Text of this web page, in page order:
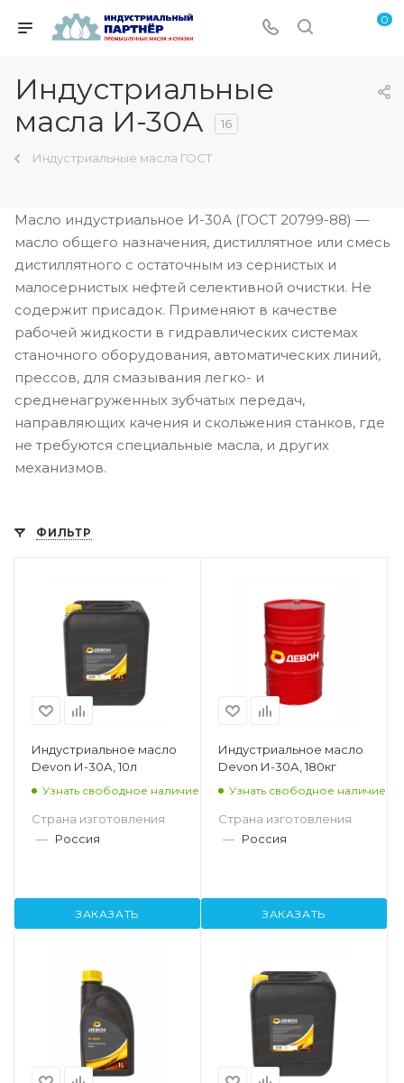
0
Индустриальные
масла И-30А
16
Индустриальные масла ГОСТ
Масло индустриальное И-30А (ГОСТ 20799-88) —
масло общего назначения, дистиллятное или смесь
дистиллятного с остаточным из сернистых и
малосернистых нефтей селективной очистки. Не
содержит присадок. Применяют в качестве
рабочей жидкости в гидравлических системах
станочного оборудования, автоматических линий,
прессов, для смазывания легко- и
средненагруженных зубчатых передач,
направляющих качения и скольжения станков, где
не требуются специальные масла, и других
механизмов.
ФИЛЬТР
Индустриальное масло
Devon И-30А, 10л
Узнать свободное наличие
Страна изготовления
— Россия
ЗАКАЗАТЬ
Индустриальное масло
Devon И-30А, 180кг
Узнать свободное наличие
Страна изготовления
— Россия
ЗАКАЗАТЬ